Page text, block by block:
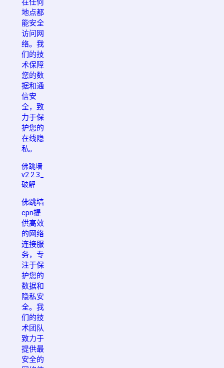
在任何
地点都
能安全
访问网
络。我
们的技
术保障
您的数
据和通
信安
全，致
力于保
护您的
在线隐
私。
佛跳墙
v2.2.3_
破解
佛跳墙
cpn提
供高效
的网络
连接服
务，专
注于保
护您的
数据和
隐私安
全。我
们的技
术团队
致力于
提供最
安全的